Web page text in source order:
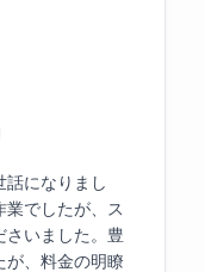
話になりまし
業でしたが、ス
さいました。豊
が、料金の明瞭